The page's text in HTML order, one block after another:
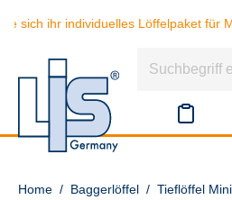
individuelles Löffelpaket für
Home / Baggerlöffel / Tieflöffel